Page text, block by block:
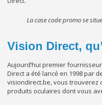
La case code promo se
Vision Direct,
Aujourd’hui premier
Direct a été lancé en 1998 par
visiondirect.be, vous trouverez
produits oculaires dont vous